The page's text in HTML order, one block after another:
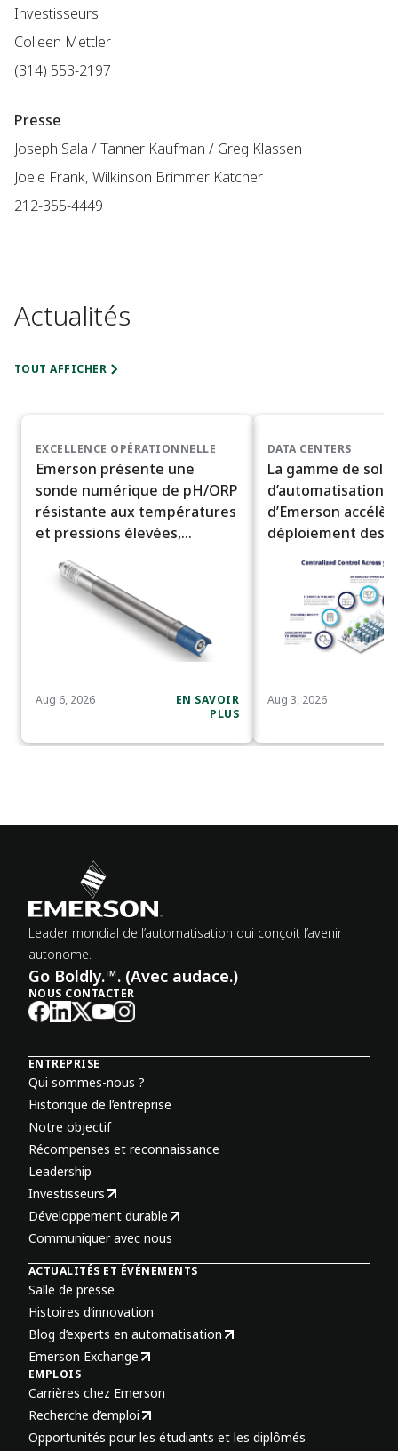
Investisseurs
Colleen Mettler
(314) 553-2197
Presse
Joseph Sala / Tanner Kaufman / Greg Klassen
Joele Frank, Wilkinson Brimmer Katcher
212-355-4449
Actualités
TOUT AFFICHER
EXCELLENCE OPÉRATIONNELLE
Emerson présente une
sonde numérique de pH/ORP
résistante aux températures
et pressions élevées,
procédé difficiles
Aug 6, 2026
EN SAVOIR
PLUS
DATA CENTERS
La gamme de
d’automatisation
d’Emerson
déploiement des
Aug 3, 2026
Leader mondial de l’automatisation qui conçoit l’avenir
autonome.
Go Boldly.™. (Avec audace.)
NOUS CONTACTER
ENTREPRISE
Qui sommes-nous ?
Historique de l’entreprise
Notre objectif
Récompenses et reconnaissance
Leadership
Investisseurs
Développement durable
Communiquer avec nous
ACTUALITÉS ET ÉVÉNEMENTS
Salle de presse
Histoires d’innovation
Blog d’experts en automatisation
Emerson Exchange
EMPLOIS
Carrières chez Emerson
Recherche d’emploi
Opportunités pour les étudiants et les diplômés